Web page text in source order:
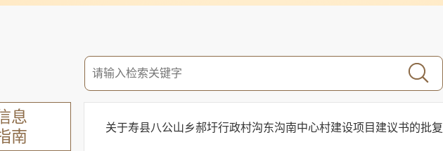
息
南
关于寿县八公山乡郝圩行政村沟东沟南中心村建设项目建议书的批复